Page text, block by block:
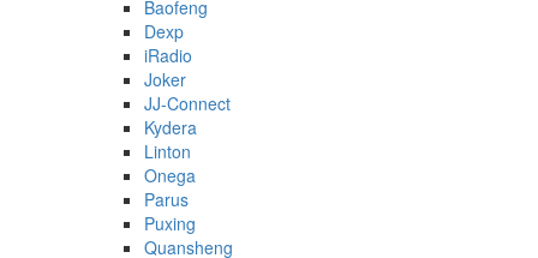
Baofeng
Dexp
iRadio
Joker
JJ-Connect
Kydera
Linton
Onega
Parus
Puxing
Quansheng